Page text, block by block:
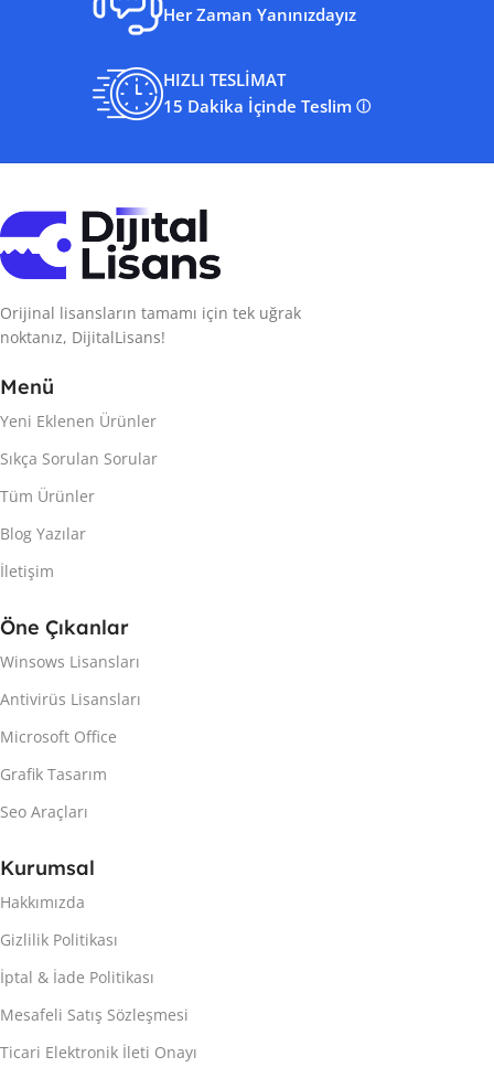
Her Zaman Yanınızdayız
HIZLI TESLİMAT
15 Dakika İçinde Teslim ⓘ
Orijinal lisansların tamamı için tek uğrak
noktanız, DijitalLisans!
Menü
Yeni Eklenen Ürünler
Sıkça Sorulan Sorular
Tüm Ürünler
Blog Yazılar
İletişim
Öne Çıkanlar
Winsows Lisansları
Antivirüs Lisansları
Microsoft Office
Grafik Tasarım
Seo Araçları
Kurumsal
Hakkımızda
Gizlilik Politikası
İptal & İade Politikası
Mesafeli Satış Sözleşmesi
Ticari Elektronik İleti Onayı